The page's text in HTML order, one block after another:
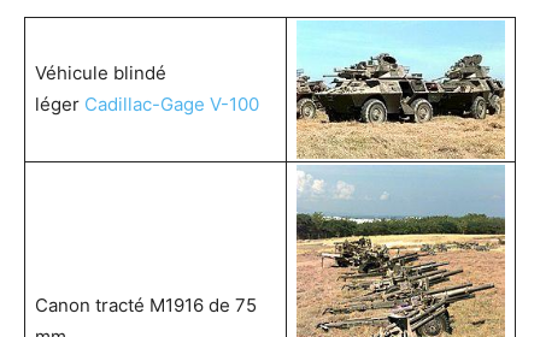
Véhicule blindé
léger Cadillac-Gage V-100
Canon tracté M1916 de 75